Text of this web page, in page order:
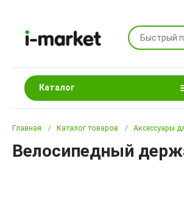
Каталог
Главная Каталог товаров Аксессуары
Велосипедный